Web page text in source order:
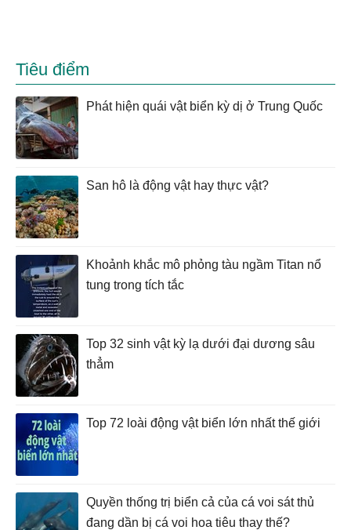
Tiêu điểm
Phát hiện quái vật biển kỳ dị ở Trung Quốc
San hô là động vật hay thực vật?
Khoảnh khắc mô phỏng tàu ngầm Titan nổ
tung trong tích tắc
Top 32 sinh vật kỳ lạ dưới đại dương sâu
thẳm
Top 72 loài động vật biển lớn nhất thế giới
Quyền thống trị biển cả của cá voi sát thủ
đang dần bị cá voi hoa tiêu thay thế?